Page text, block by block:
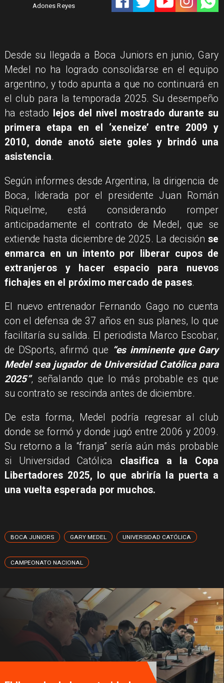
Adones Reyes
Desde su llegada a Boca Juniors en junio, Gary
Medel no ha logrado consolidarse en el equipo
argentino, y todo apunta a que no continuará en
el club para la temporada 2025. Su desempeño
ha estado
lejos del nivel mostrado durante su
primera etapa en el ‘xeneize’ entre 2009 y
2010, donde anotó siete goles y brindó una
asistencia.
Según informes desde Argentina, la dirigencia de
Boca, liderada por el presidente Juan Román
Riquelme, está considerando romper
anticipadamente el contrato de Medel, que se
extiende hasta diciembre de 2025. La decisión se
enmarca en un intento por liberar cupos de
extranjeros y hacer espacio para nuevos
fichajes en el próximo mercado de pases.
El nuevo entrenador Fernando Gago no cuenta
con el defensa de 37 años en sus planes, lo que
facilitaría su salida. El periodista Marco Escobar,
de DSports, afirmó que “es inminente que Gary
Medel sea jugador de Universidad Católica para
2025”, señalando que lo más probable es que
su contrato se rescinda antes de diciembre.
De esta forma, Medel podría regresar al club
donde se formó y donde jugó entre 2006 y 2009.
Su retorno a la “franja” sería aún más probable
si Universidad Católica clasifica a la Copa
Libertadores 2025, lo que abriría la puerta a
una vuelta esperada por muchos.
BOCA JUNIORS GARY MEDEL UNIVERSIDAD CATÓLICA
CAMPEONATO NACIONAL